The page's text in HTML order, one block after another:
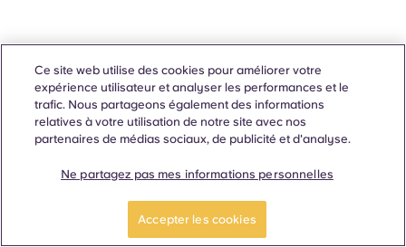
Ce site web utilise des cookies pour améliorer votre
expérience utilisateur et analyser les performances et le
trafic. Nous partageons également des informations
relatives à votre utilisation de notre site avec nos
partenaires de médias sociaux, de publicité et d'analyse.
Ne partagez pas mes informations personnelles
Accepter les cookies